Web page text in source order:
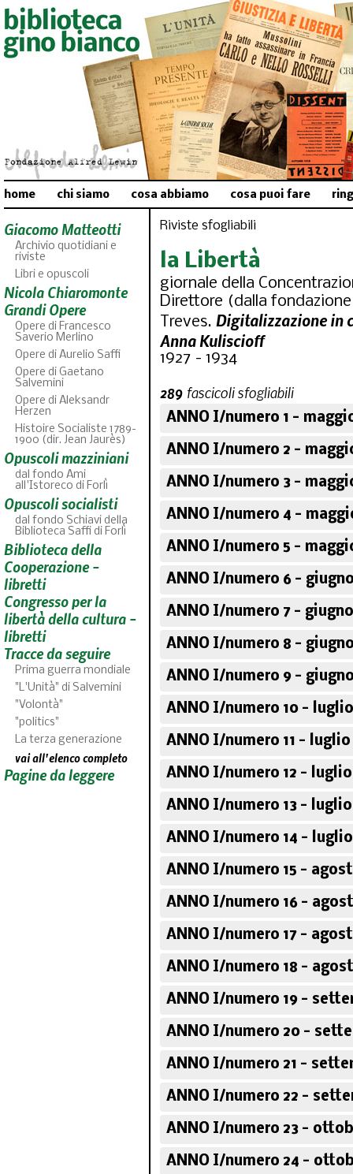
home chi siamo cosa abbiamo cosa puoi fare
Giacomo Matteotti
Archivio quotidiani e
riviste
Libri e opuscoli
Nicola Chiaromonte
Grandi Opere
Opere di Francesco
Saverio Merlino
Opere di Aurelio Saffi
Opere di Gaetano
Salvemini
Opere di Aleksandr
Herzen
Histoire Socialiste 1789-
1900 (dir. Jean Jaurès)
Opuscoli mazziniani
dal fondo Ami
all'Istoreco di Forlì
Opuscoli socialisti
dal fondo Schiavi della
Biblioteca Saffi di Forlì
Biblioteca della
Cooperazione -
libretti
Congresso per la
libertà della cultura -
libretti
Tracce da seguire
Prima guerra mondiale
"L'Unità" di Salvemini
"Volontà"
"politics"
La terza generazione
vai all'elenco completo
Pagine da leggere
Riviste sfogliabili
la Libertà
giornale della
Direttore (dalla
Treves. Digitalizzazione in
Anna Kuliscioff
1927 - 1934
289 fascicoli sfogliabili
ANNO I/numero 1 -
ANNO I/numero 2 -
ANNO I/numero 3 -
ANNO I/numero 4 -
ANNO I/numero 5 -
ANNO I/numero 6 -
ANNO I/numero 7 - giugno
ANNO I/numero 8 -
ANNO I/numero 9 -
ANNO I/numero 10 - luglio
ANNO I/numero 11 - luglio
ANNO I/numero 12 - luglio
ANNO I/numero 13 - luglio
ANNO I/numero 14 - luglio
ANNO I/numero 15 -
ANNO I/numero 16 -
ANNO I/numero 17 -
ANNO I/numero 18 -
ANNO I/numero 19 -
ANNO I/numero 20 -
ANNO I/numero 21 -
ANNO I/numero 22 -
ANNO I/numero 23 -
ANNO I/numero 24 -
ABC
fascicoli